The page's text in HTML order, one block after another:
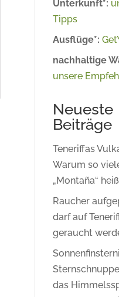
Unterkunft*:
Tipps
Ausflüge*:
nachhaltige
unsere
Neueste
Beiträge
Teneriffas
Warum so
„Montaña“
Raucher
darf auf
geraucht
das